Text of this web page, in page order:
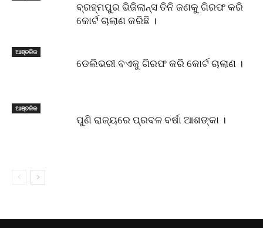
ବ୍ରହ୍ମପୁର ଭିଜିଲାନ୍ସ ତିନି ଜଣକୁ ଗିରଫ କରି
କୋର୍ଟ ଚାଲାଣ କରିଛି ।
ଆଞ୍ଚଳିକ
ଡେଲିଭରୀ ବଏକୁ ଗିରଫ କରି କୋର୍ଟ ଚାଲାଣ ।
ଆଞ୍ଚଳିକ
ପୁଣି ରାଜ୍ୟରେ ପ୍ରବଳ ବର୍ଷା ଆଶଙ୍କା ।